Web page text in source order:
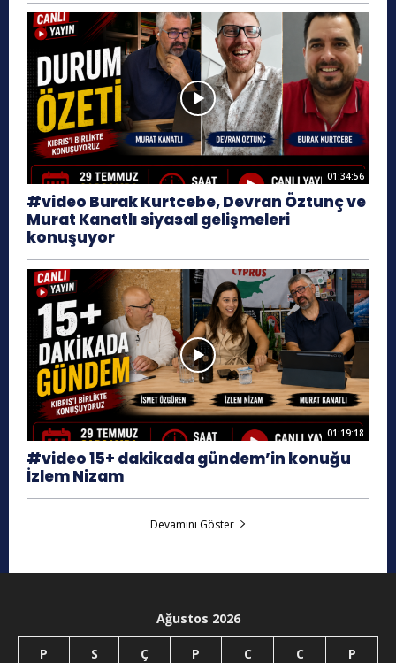
01:34:56
#video Burak Kurtcebe, Devran Öztunç ve
Murat Kanatlı siyasal gelişmeleri
konuşuyor
01:19:18
#video 15+ dakikada gündem’in konuğu
İzlem Nizam
Devamını Göster
Ağustos 2026
P S Ç P C C P